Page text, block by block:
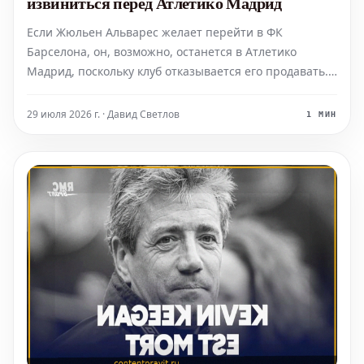
Если Жюльен Альварес желает перейти в ФК
Барселона, он, возможно, останется в Атлетико
Мадрид, поскольку клуб отказывается его продавать.
придется принести извинения.
29 июля 2026 г. · Давид Светлов 1 МИН